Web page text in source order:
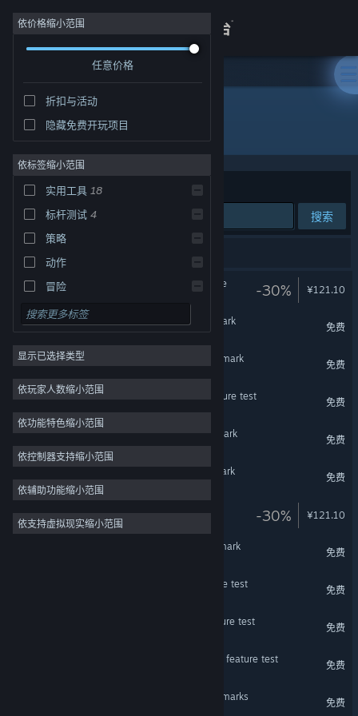
登录
关于
客服
依价格缩小范围
任意价格
折扣与活动
隐藏免费开玩项目
依标签缩小范围
实用工具 18
标杆测试 4
策略
动作
冒险
设计与插画
免费开玩
角色扮演
大型多人在线
抢先体验
休闲
模拟
竞速
体育
显示已选择类型
依玩家人数缩小范围
依功能特色缩小范围
依控制器支持缩小范围
依辅助功能缩小范围
依支持虚拟现实缩小范围
开发者: UL
排序依据 相关性
搜索
18 个匹配的搜索结果。
3DMark Port Royal upgrade -30% ¥121.10
3DMark Ice Storm benchmark
免费
3DMark Cloud Gate benchmark
免费
3DMark API Overhead feature test
免费
3DMark Fire Strike benchmark
免费
3DMark Sky Diver benchmark
免费
-30% ¥121.10
3DMark Night Raid benchmark
免费
3DMark PCI Express feature test
免费
3DMark Mesh Shader feature test
免费
3DMark Sampler Feedback feature test
免费
3DMark CPU Profile benchmarks
免费